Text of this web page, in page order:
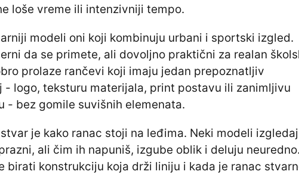
loše vreme ili intenzivniji tempo.
modeli oni koji kombinuju urbani i sportski izgled.
da se primete, ali dovoljno praktični za realan
prolaze rančevi koji imaju jedan prepoznatljiv
- logo, teksturu materijala, print postavu ili zanimljivu
- bez gomile suvišnih elemenata.
je kako ranac stoji na leđima. Neki modeli
ali čim ih napuniš, izgube oblik i deluju neuredno.
birati konstrukciju koja drži liniju i kada je ranac